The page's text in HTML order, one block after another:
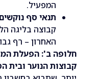
תנאי סף נוקשים: נדרש
קבוצה בליגה הלאומית או
האחרון – רף גבוה שמבטיח
ב': הפעלת המועדון כולו
הנוער ובית הספר